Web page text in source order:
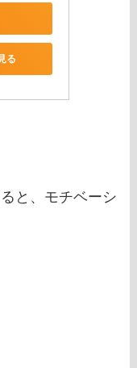
る
と、モチベーシ